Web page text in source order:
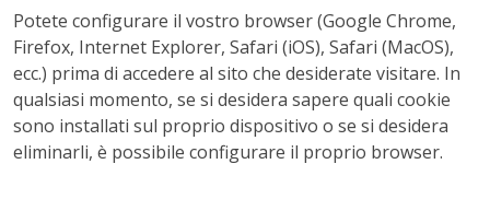
Potete configurare il vostro browser (Google Chrome,
Firefox, Internet Explorer, Safari (iOS), Safari (MacOS),
ecc.) prima di accedere al sito che desiderate visitare. In
qualsiasi momento, se si desidera sapere quali cookie
sono installati sul proprio dispositivo o se si desidera
eliminarli, è possibile configurare il proprio browser.